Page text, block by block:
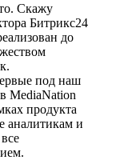
Скажу
Битрикс24
до
под наш
MediaNation
продукта
аналитикам и